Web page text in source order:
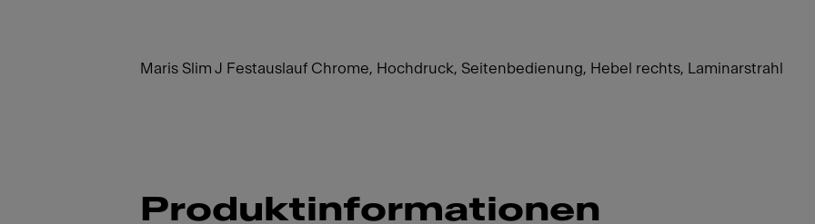
Maris Slim J Festauslauf Chrome, Hochdruck, Seitenbedienung, Hebel rechts, Laminarstrahl
Produktinformationen